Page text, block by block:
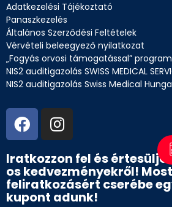
Adatkezelési Tájékoztató
Panaszkezelés
Általános Szerződési Feltételek
Vérvételi beleegyező nyilatkozat
„Fogyás orvosi támogatással”
NIS2 auditigazolás SWISS MEDICAL
NIS2 auditigazolás Swiss Medical
Iratkozzon fel és
os kedvezményekről! Most
feliratkozásért cserébe
kupont adunk!